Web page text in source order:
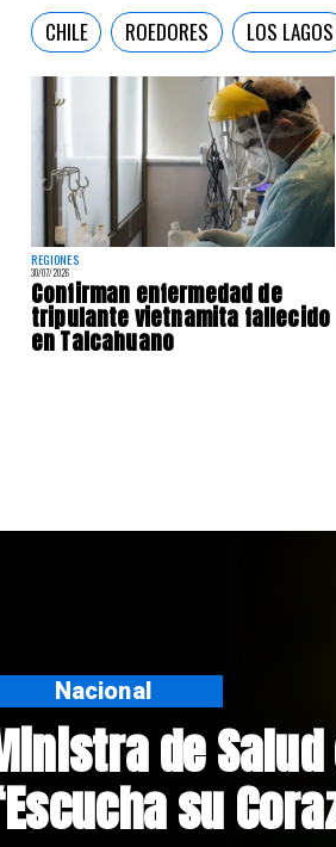
REGIONES
30/07/2026
Confirman enfermedad de
tripulante vietnamita fallecido
en Talcahuano
CHILE ROEDORES LOS LAGOS
de
de
Nacional